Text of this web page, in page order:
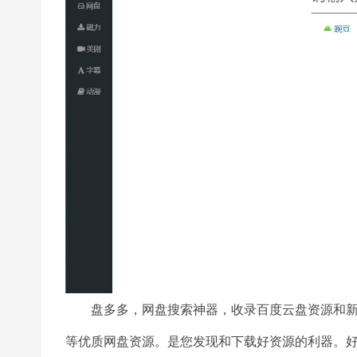
盘多多，网盘搜索神器，收录百度云盘资源和
等优质网盘资源。是您发现和下载好资源的利器。